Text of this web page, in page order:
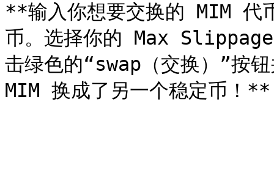
**输入你想要交换的 MIM 代
币。选择你的 Max Slippage
击绿色的“swap（交换）”按